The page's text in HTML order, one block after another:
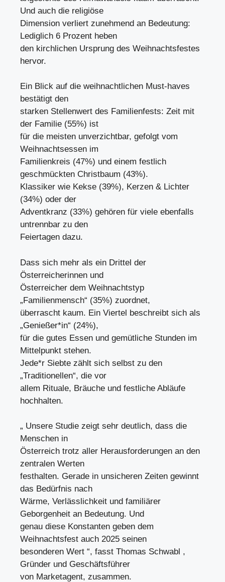
Und auch die religiöse
Dimension verliert zunehmend an Bedeutung:
Lediglich 6 Prozent heben
den kirchlichen Ursprung des Weihnachtsfestes
hervor.
Ein Blick auf die weihnachtlichen Must-haves
bestätigt den
starken Stellenwert des Familienfests: Zeit mit
der Familie (55%) ist
für die meisten unverzichtbar, gefolgt vom
Weihnachtsessen im
Familienkreis (47%) und einem festlich
geschmückten Christbaum (43%).
Klassiker wie Kekse (39%), Kerzen & Lichter
(34%) oder der
Adventkranz (33%) gehören für viele ebenfalls
untrennbar zu den
Feiertagen dazu.
Dass sich mehr als ein Drittel der
Österreicherinnen und
Österreicher dem Weihnachtstyp
„Familienmensch“ (35%) zuordnet,
überrascht kaum. Ein Viertel beschreibt sich als
„Genießer*in“ (24%),
für die gutes Essen und gemütliche Stunden im
Mittelpunkt stehen.
Jede*r Siebte zählt sich selbst zu den
„Traditionellen“, die vor
allem Rituale, Bräuche und festliche Abläufe
hochhalten.
„ Unsere Studie zeigt sehr deutlich, dass die
Menschen in
Österreich trotz aller Herausforderungen an den
zentralen Werten
festhalten. Gerade in unsicheren Zeiten gewinnt
das Bedürfnis nach
Wärme, Verlässlichkeit und familiärer
Geborgenheit an Bedeutung. Und
genau diese Konstanten geben dem
Weihnachtsfest auch 2025 seinen
besonderen Wert “, fasst Thomas Schwabl ,
Gründer und Geschäftsführer
von Marketagent, zusammen.